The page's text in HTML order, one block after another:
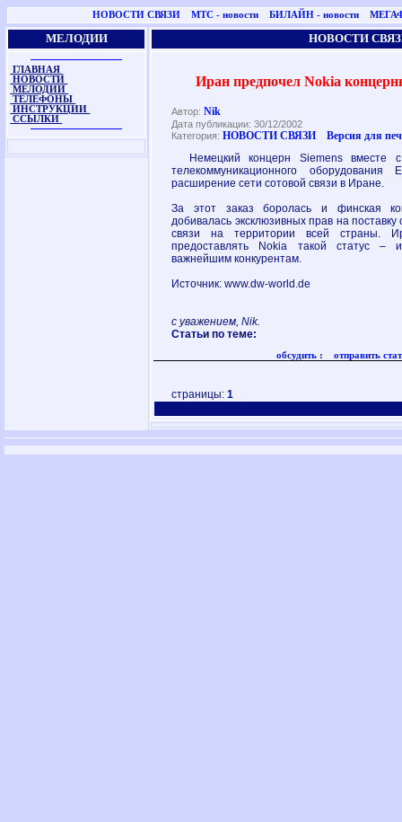
НОВОСТИ СВЯЗИ МТС - новости БИЛАЙН - новости
МЕЛОДИИ
ГЛАВНАЯ
НОВОСТИ
МЕЛОДИИ
ТЕЛЕФОНЫ
ИНСТРУКЦИИ
ССЫЛКИ
НОВОСТИ
Иран предпочел Nokia
Автор:Nik
Дата публикации: 30/12/2002
Категория:НОВОСТИ СВЯЗИ
Версия для
Немецкий концерн Siemens вместе с
телекоммуникационного
расширение сети сотовой связи в Иране.
За этот заказ боролась и финская
добивалась эксклюзивных прав на
связи на территории всей страны.
предоставлять Nokia такой статус –
важнейшим конкурентам.
Источник: www.dw-world.de
с уважением, Nik.
Статьи по теме:
обсудить : отправить
страницы:1